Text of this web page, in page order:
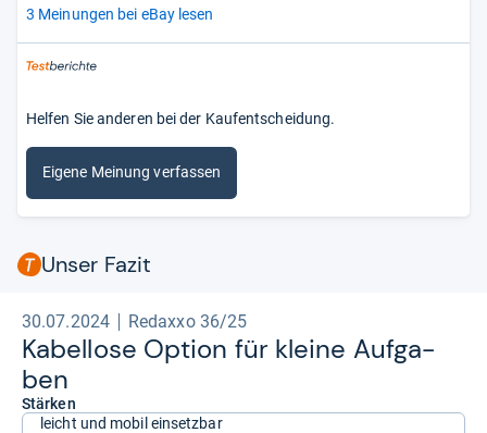
3 Meinungen bei eBay lesen
Helfen Sie anderen bei der Kaufentscheidung.
Eigene Meinung verfassen
Unser Fazit
30.07.2024 Redaxxo 36/25
Kabel­lose Option für kleine Auf­ga­
ben
Stärken
leicht und mobil einsetzbar